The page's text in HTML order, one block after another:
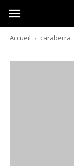
Australia-
australie.com
Accueil caraberra